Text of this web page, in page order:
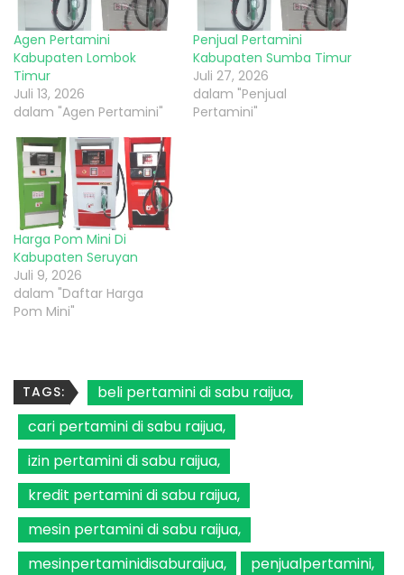
Agen Pertamini
Kabupaten Lombok
Timur
Juli 13, 2026
dalam "Agen Pertamini"
Penjual Pertamini
Kabupaten Sumba Timur
Juli 27, 2026
dalam "Penjual
Pertamini"
Harga Pom Mini Di
Kabupaten Seruyan
Juli 9, 2026
dalam "Daftar Harga
Pom Mini"
TAGS:
beli pertamini di sabu raijua
cari pertamini di sabu raijua
izin pertamini di sabu raijua
kredit pertamini di sabu raijua
mesin pertamini di sabu raijua
mesinpertaminidisaburaijua
penjualpertamini